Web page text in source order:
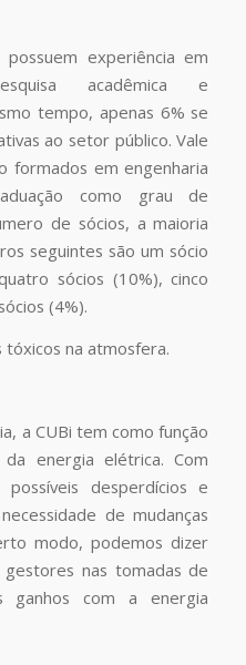
experiência em
acadêmica e
tempo, apenas 6% se
ao setor público. Vale
formados em engenharia
como grau de
de sócios, a maioria
seguintes são um sócio
sócios (10%), cinco
(4%).
tóxicos na atmosfera.
a CUBi tem como função
energia elétrica. Com
desperdícios e
de mudanças
modo, podemos dizer
nas tomadas de
ganhos com a energia